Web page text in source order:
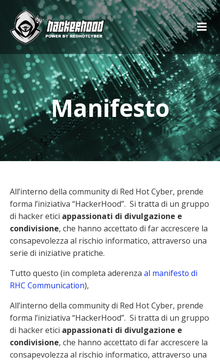
Manifesto
All’interno della community di Red Hot Cyber, prende
forma l’iniziativa “HackerHood”. Si tratta di un gruppo
di hacker etici appassionati di divulgazione e
condivisione, che hanno accettato di far accrescere la
consapevolezza al rischio informatico, attraverso una
serie di iniziative pratiche.
Tutto questo (in completa aderenza al manifesto di
RHC Communication),
All’interno della community di Red Hot Cyber, prende
forma l’iniziativa “HackerHood”. Si tratta di un gruppo
di hacker etici appassionati di divulgazione e
condivisione, che hanno accettato di far accrescere la
consapevolezza al rischio informatico, attraverso una